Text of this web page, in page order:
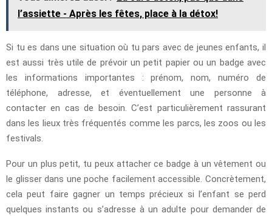
l’assiette - Après les fêtes, place à la détox!
Si tu es dans une situation où tu pars avec de jeunes enfants, il
est aussi très utile de prévoir un petit papier ou un badge avec
les informations importantes : prénom, nom, numéro de
téléphone, adresse, et éventuellement une personne à
contacter en cas de besoin. C’est particulièrement rassurant
dans les lieux très fréquentés comme les parcs, les zoos ou les
festivals.
Pour un plus petit, tu peux attacher ce badge à un vêtement ou
le glisser dans une poche facilement accessible. Concrètement,
cela peut faire gagner un temps précieux si l’enfant se perd
quelques instants ou s’adresse à un adulte pour demander de